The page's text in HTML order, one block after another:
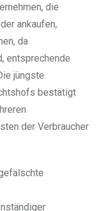
die
ankaufen,
da
entsprechende
jüngste
bestätigt
der Verbraucher